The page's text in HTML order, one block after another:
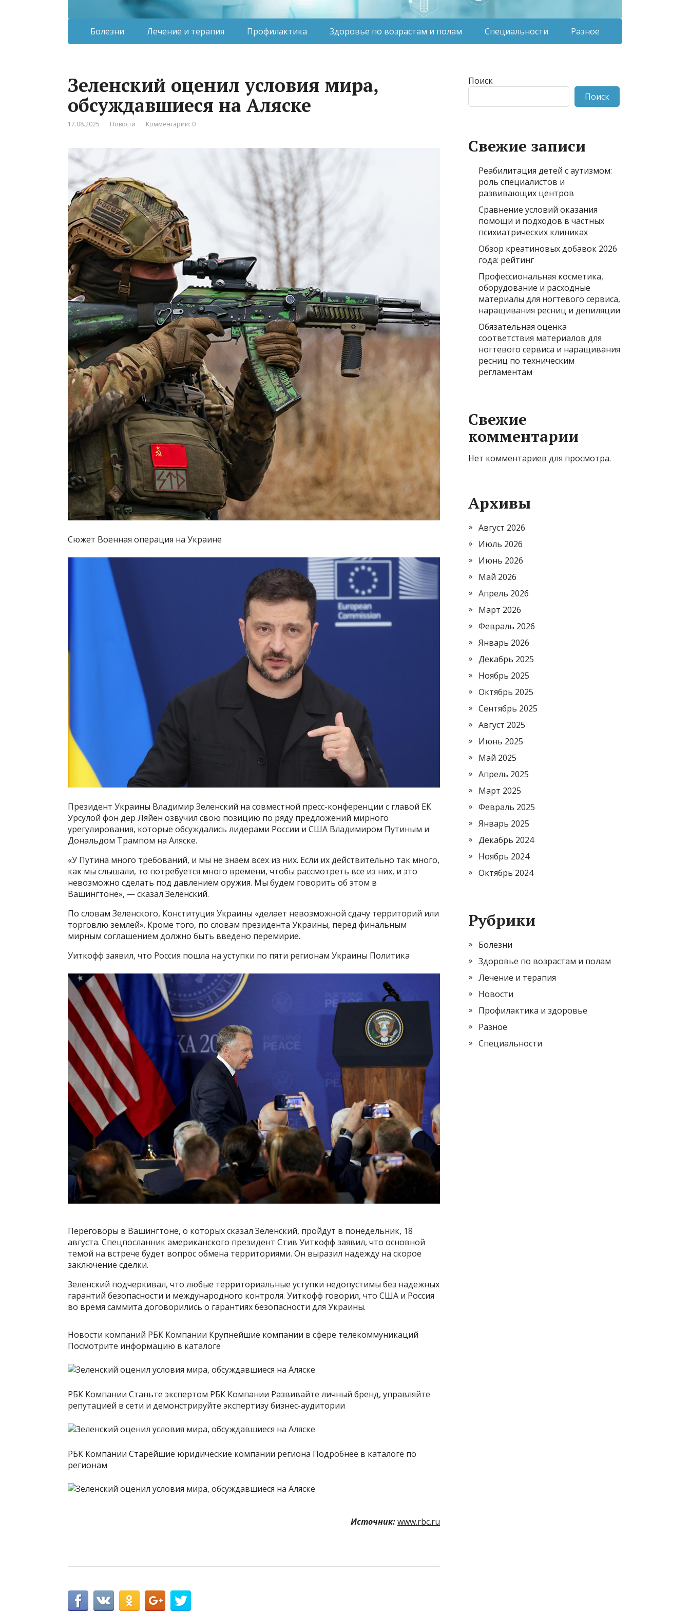
Болезни Лечение и терапия Профилактика Здоровье по возрастам и полам Специальности Разное
Зеленский оценил условия мира,
обсуждавшиеся на Аляске
17.08.2025 Новости Комментарии: 0
Сюжет Военная операция на Украине
Президент Украины Владимир Зеленский на совместной пресс-конференции с главой ЕК
Урсулой фон дер Ляйен озвучил свою позицию по ряду предложений мирного
урегулирования, которые обсуждались лидерами России и США Владимиром Путиным и
Дональдом Трампом на Аляске.
«У Путина много требований, и мы не знаем всех из них. Если их действительно так много,
как мы слышали, то потребуется много времени, чтобы рассмотреть все из них, и это
невозможно сделать под давлением оружия. Мы будем говорить об этом в
Вашингтоне», — сказал Зеленский.
По словам Зеленского, Конституция Украины «делает невозможной сдачу территорий или
торговлю землей». Кроме того, по словам президента Украины, перед финальным
мирным соглашением должно быть введено перемирие.
Уиткофф заявил, что Россия пошла на уступки по пяти регионам Украины Политика
Переговоры в Вашингтоне, о которых сказал Зеленский, пройдут в понедельник, 18
августа. Спецпосланник американского президент Стив Уиткофф заявил, что основной
темой на встрече будет вопрос обмена территориями. Он выразил надежду на скорое
заключение сделки.
Зеленский подчеркивал, что любые территориальные уступки недопустимы без надежных
гарантий безопасности и международного контроля. Уиткофф говорил, что США и Россия
во время саммита договорились о гарантиях безопасности для Украины.
Новости компаний РБК Компании Крупнейшие компании в сфере телекоммуникаций
Посмотрите информацию в каталоге
РБК Компании Станьте экспертом РБК Компании Развивайте личный бренд, управляйте
репутацией в сети и демонстрируйте экспертизу бизнес-аудитории
РБК Компании Старейшие юридические компании региона Подробнее в каталоге по
регионам
Источник:www.rbc.ru
Поиск
Поиск
Свежие записи
Реабилитация детей с аутизмом:
роль специалистов и
развивающих центров
Сравнение условий оказания
помощи и подходов в частных
психиатрических клиниках
Обзор креатиновых добавок 2026
года: рейтинг
Профессиональная косметика,
оборудование и расходные
материалы для ногтевого сервиса,
наращивания ресниц и депиляции
Обязательная оценка
соответствия материалов для
ногтевого сервиса и наращивания
ресниц по техническим
регламентам
Свежие
комментарии
Нет комментариев для просмотра.
Архивы
Август 2026
Июль 2026
Июнь 2026
Май 2026
Апрель 2026
Март 2026
Февраль 2026
Январь 2026
Декабрь 2025
Ноябрь 2025
Октябрь 2025
Сентябрь 2025
Август 2025
Июнь 2025
Май 2025
Апрель 2025
Март 2025
Февраль 2025
Январь 2025
Декабрь 2024
Ноябрь 2024
Октябрь 2024
Рубрики
Болезни
Здоровье по возрастам и полам
Лечение и терапия
Новости
Профилактика и здоровье
Разное
Специальности